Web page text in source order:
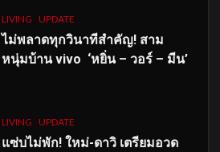
LIVING UPDATE
ไม่พลาดทุกวินาทีสำคัญ! สาม
หนุ่มบ้าน vivo ‘หยิ่น – วอร์ – มีน’
LIVING UPDATE
แซ่บไม่พัก! ใหม่-ดาวิ เตรียมอวด